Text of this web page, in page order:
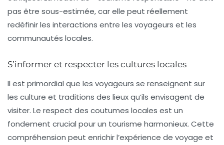
pas être sous-estimée, car elle peut réellement
redéfinir les interactions entre les voyageurs et les
communautés locales.
S’informer et respecter les cultures locales
Il est primordial que les voyageurs se renseignent sur
les culture et traditions des lieux qu’ils envisagent de
visiter. Le respect des coutumes locales est un
fondement crucial pour un tourisme harmonieux. Cette
compréhension peut enrichir l’expérience de voyage et